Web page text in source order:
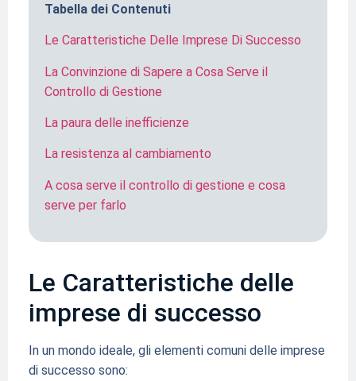
Tabella dei Contenuti
Le Caratteristiche Delle Imprese Di Successo
La Convinzione di Sapere a Cosa Serve il
Controllo di Gestione
La paura delle inefficienze
La resistenza al cambiamento
A cosa serve il controllo di gestione e cosa
serve per farlo
Le Caratteristiche delle
imprese di successo
In un mondo ideale, gli elementi comuni delle imprese
di successo sono: